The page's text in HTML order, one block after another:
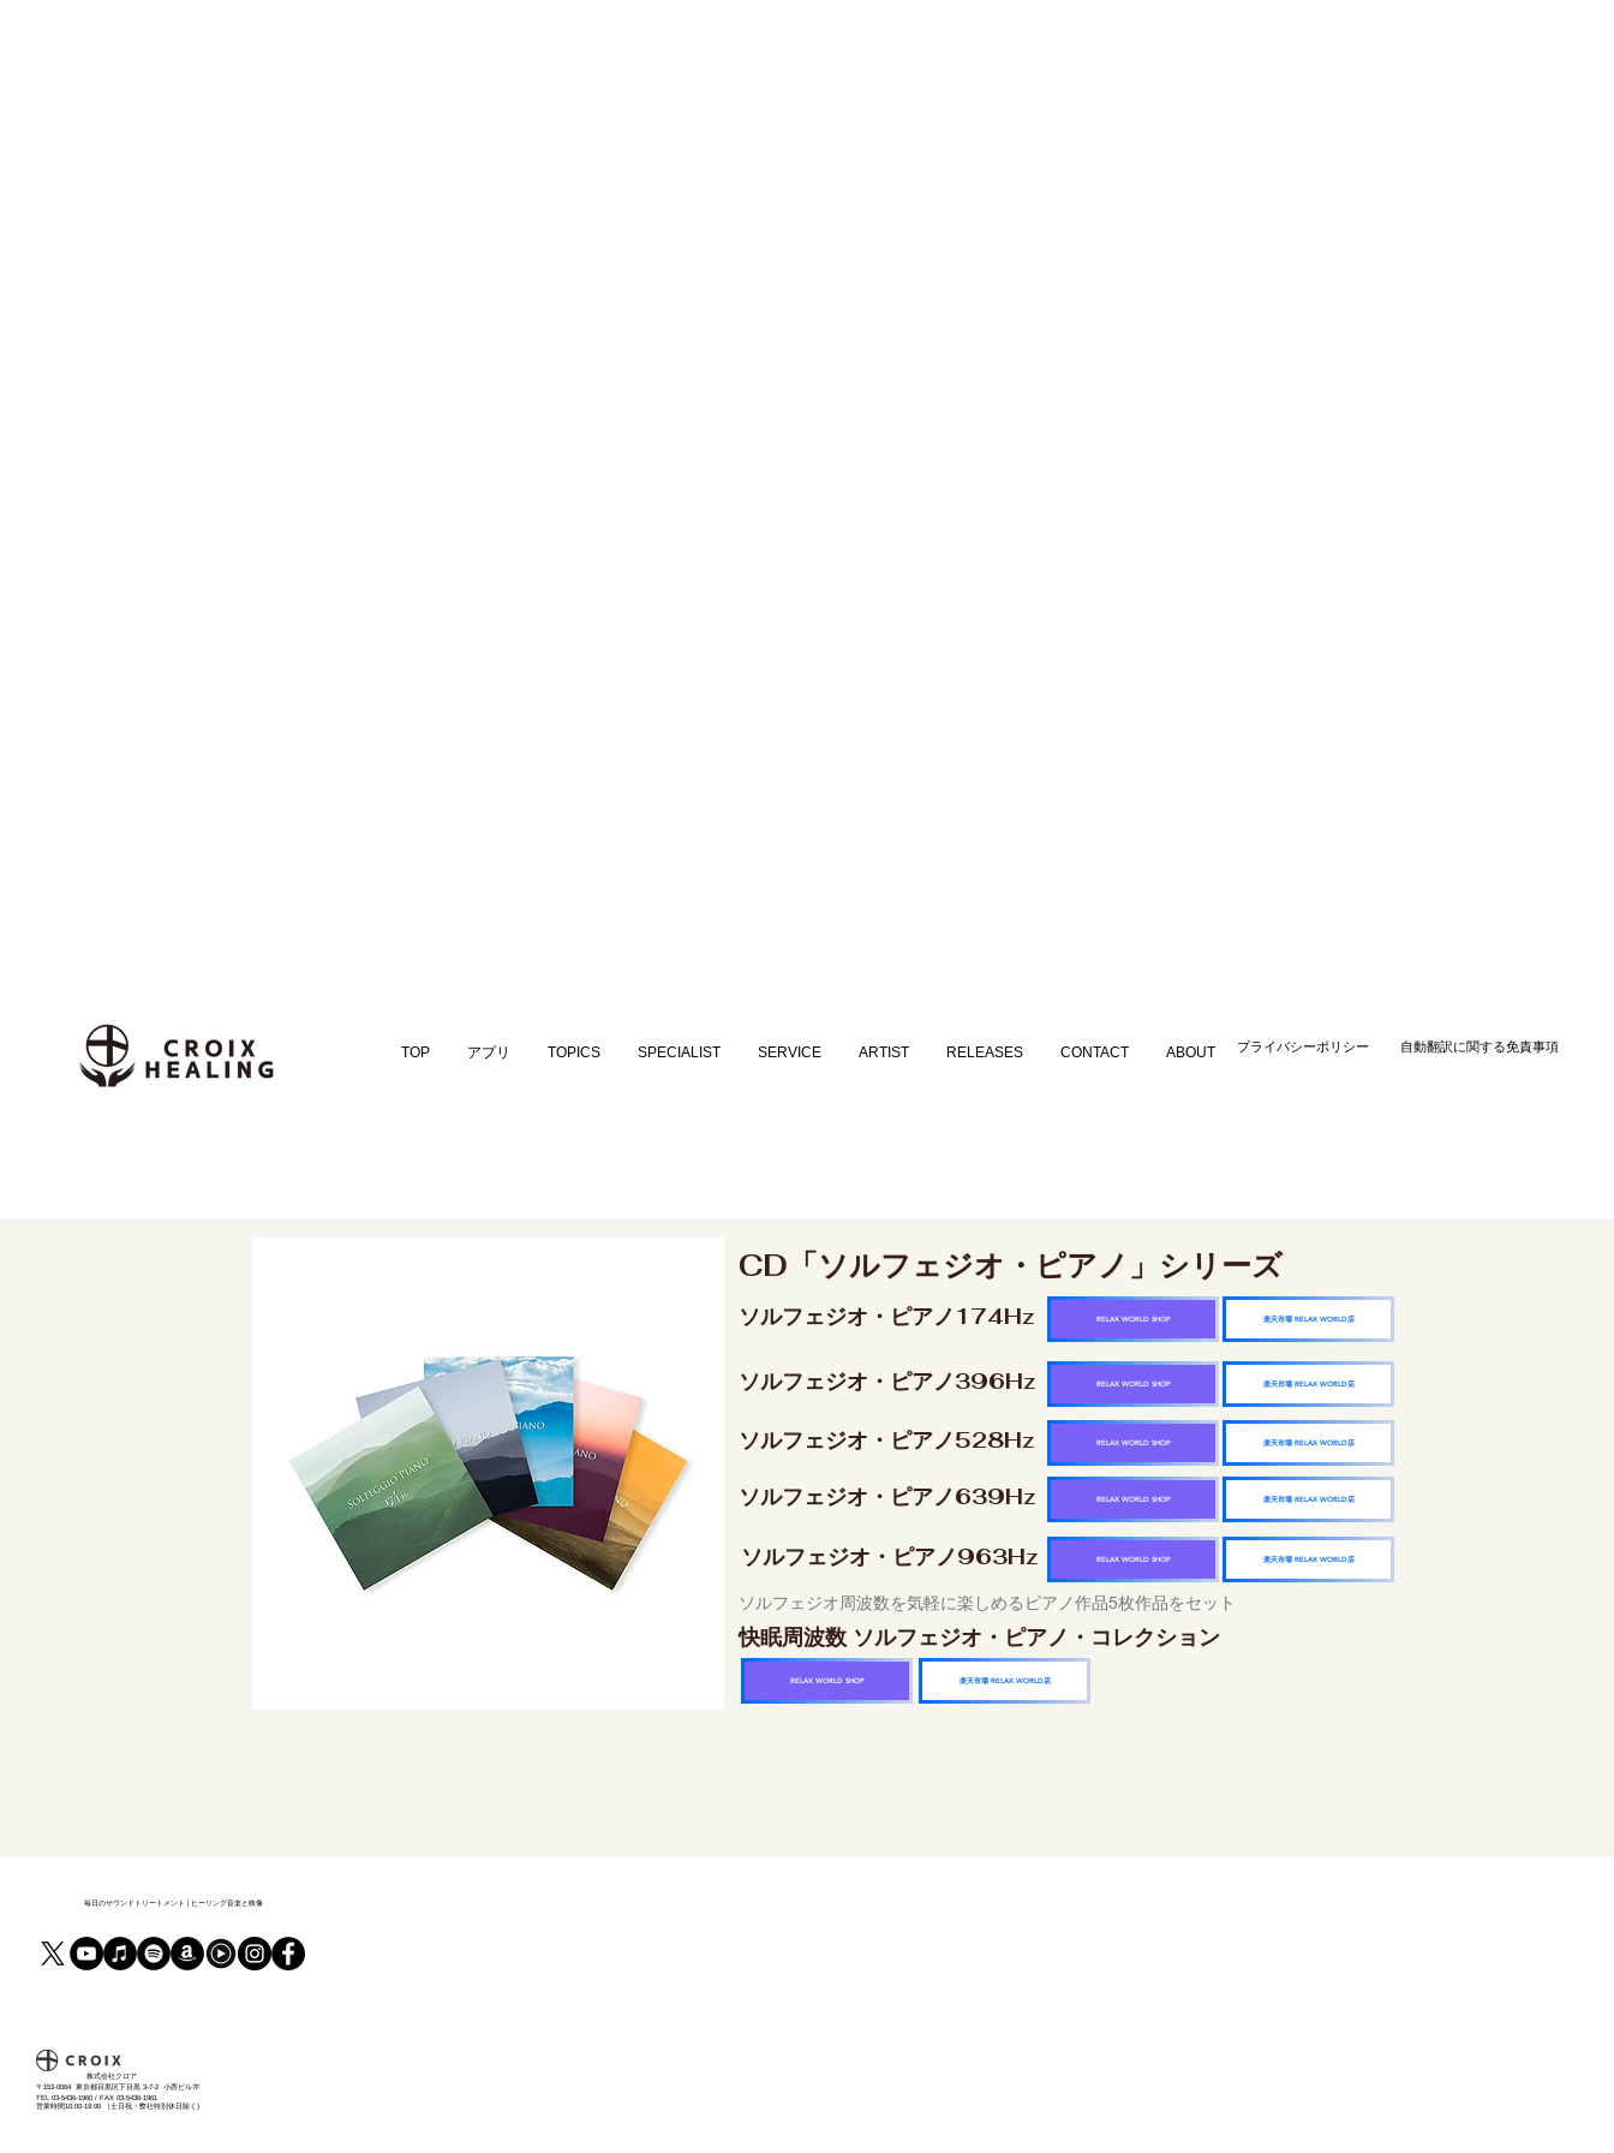
TOP アプリ TOPICS SPECIALIST SERVICE ARTIST RELEASES CONTACT ABOUT ​プライバシーポリシー 自動翻訳に関する免責事項
CD「ソルフェジオ・ピアノ」シリーズ
ソルフェジオ・ピアノ174Hz 楽天市場 RELAX WORLD店
RELAX WORLD SHOP
ソルフェジオ・ピアノ396Hz 楽天市場 RELAX WORLD店
RELAX WORLD SHOP
ソルフェジオ・ピアノ528Hz 楽天市場 RELAX WORLD店
RELAX WORLD SHOP
ソルフェジオ・ピアノ639Hz 楽天市場 RELAX WORLD店
RELAX WORLD SHOP
ソルフェジオ・ピアノ963Hz 楽天市場 RELAX WORLD店
RELAX WORLD SHOP
ソルフェジオ周波数を気軽に楽しめるピアノ作品5枚作品をセット
快眠周波数 ソルフェジオ・ピアノ・コレクション
RELAX WORLD SHOP 楽天市場 RELAX WORLD店
毎日のサウンドトリートメント | ヒーリング音楽と映像
​株式会社クロア
〒153-0064 東京都目黒区下目黒 3-7-2 小西ビル7F
TEL 03-5436-1960 / FAX 03-5436-1961
営業時間10:00-19:00 （土日祝・弊社特別休日除く)